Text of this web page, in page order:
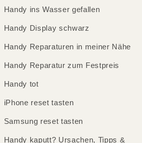
Handy ins Wasser gefallen
Handy Display schwarz
Handy Reparaturen in meiner Nähe
Handy Reparatur zum Festpreis
Handy tot
iPhone reset tasten
Samsung reset tasten
Handy kaputt? Ursachen, Tipps &